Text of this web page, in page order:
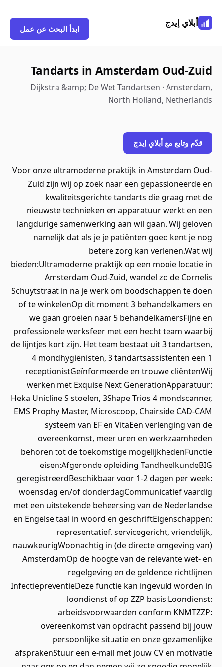
أبلاي إيدج
ابدأ البحث عن عمل
Tandarts in Amsterdam Oud-Zuid
Dijkstra &amp; De Wet Tandartsen · Amsterdam,
North Holland, Netherlands
قدّم وتابع مع أبلاي إيدج
Voor onze ultramoderne praktijk in Amsterdam Oud-
Zuid zijn wij op zoek naar een gepassioneerde en
kwaliteitsgerichte tandarts die graag met de
nieuwste technieken en apparatuur werkt en een
langdurige samenwerking aan wil gaan. Wij geloven
namelijk dat als je je patiënten goed kent je nog
betere zorg kan verlenen.Wat wij
bieden:Ultramoderne praktijk op een mooie locatie in
Amsterdam Oud-Zuid, wandel zo de Cornelis
Schuytstraat in na je werk om boodschappen te doen
of te winkelenOp dit moment 3 behandelkamers en
we gaan groeien naar 5 behandelkamersFijne en
professionele werksfeer met een hecht team waarbij
de lijntjes kort zijn. Het team bestaat uit 3 tandartsen,
4 mondhygiënisten, 3 tandartsassistenten een 1
receptionistGeïnformeerde en trouwe cliëntenWij
werken met Exquise Next GenerationApparatuur:
Heka Unicline S stoelen, 3Shape Trios 4 mondscanner,
EMS Prophy Master, Microscoop, Chairside CAD-CAM
systeem van EF en VitaEen verlenging van de
overeenkomst, meer uren en werkzaamheden
behoren tot de toekomstige mogelijkhedenFunctie
eisen:Afgeronde opleiding TandheelkundeBIG
geregistreerdBeschikbaar voor 1-2 dagen per week:
woensdag en/of donderdagCommunicatief vaardig
met een uitstekende beheersing van de Nederlandse
en Engelse taal in woord en geschriftEigenschappen:
representatief, servicegericht, vriendelijk,
nauwkeurigWoonachtig in (de directe omgeving van)
AmsterdamOp de hoogte van de relevante wet- en
regelgeving en de geldende richtlijnen
InfectiepreventieDeze functie kan ingevuld worden in
loondienst of op ZZP basis:Loondienst:
arbeidsvoorwaarden conform KNMTZZP:
overeenkomst van opdracht passend bij jouw
persoonlijke situatie en onze gezamenlijke
afsprakenStuur een e-mail met jouw CV en motivatie